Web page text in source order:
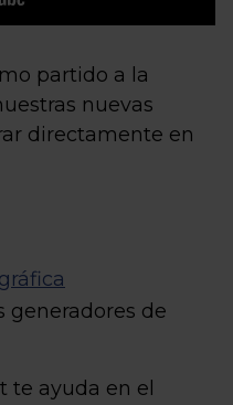
partido a la
nuevas
directamente en
generadores de
te ayuda en el